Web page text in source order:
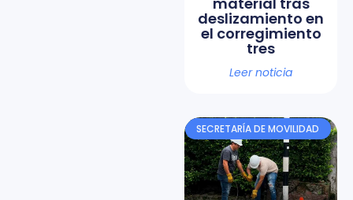
deslizamiento en
el corregimiento
tres
Leer noticia
SECRETARÍA DE MOVILIDAD